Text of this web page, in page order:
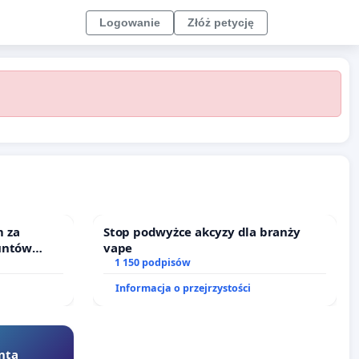
Logowanie Złóż petycję
za
ogrody
Stop podwyżce akcyzy dla branży
vape
1 150 podpisów
Informacja o przejrzystości